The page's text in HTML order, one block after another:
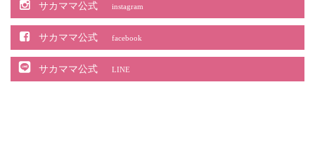
サカママ公式 instagram
サカママ公式 facebook
サカママ公式 LINE